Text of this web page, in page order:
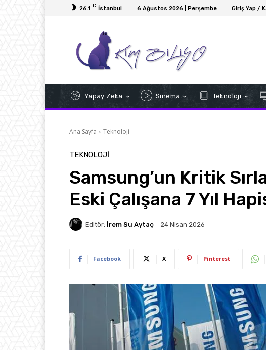
26.1 C İstanbul 6 Ağustos 2026 | Perşembe Giriş Yap /
Yapay Zeka Sinema Teknoloji
Ana Sayfa Teknoloji
TEKNOLOJI
Samsung’un Kritik
Eski Çalışana 7 Yıl
Editör: İrem Su Aytaç 24 Nisan 2026
Facebook X Pinterest